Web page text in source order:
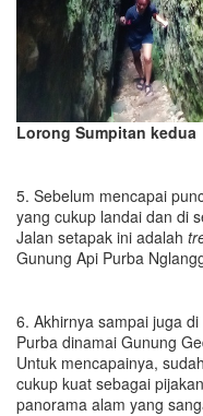
Lorong Sumpitan kedua
5. Sebelum mencapai
yang cukup landai dan di
Jalan setapak ini adalah
Gunung Api Purba
6. Akhirnya sampai juga
Purba dinamai Gunung
Untuk mencapainya,
cukup kuat sebagai
panorama alam yang